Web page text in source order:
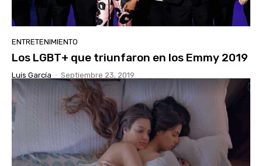
ENTRETENIMIENTO
Los LGBT+ que triunfaron en los Emmy 2019
Luis García - Septiembre 23, 2019